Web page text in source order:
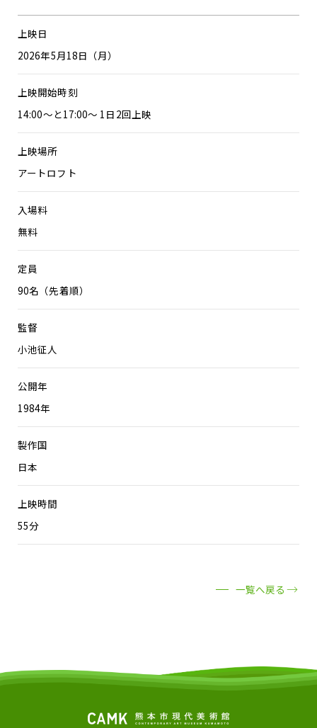
上映日
2026年5月18日（月）
上映開始時刻
14:00～と17:00～ 1日2回上映
上映場所
アートロフト
入場料
無料
定員
90名（先着順）
監督
小池征人
公開年
1984年
製作国
日本
上映時間
55分
一覧へ戻る